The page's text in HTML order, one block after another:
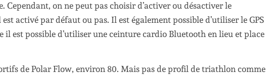
on ne peut pas choisir d’activer ou désactiver le
est activé par défaut ou pas. Il est également possible d’utiliser le GPS
il est possible d’utiliser une ceinture cardio Bluetooth en lieu et place
de Polar Flow, environ 80. Mais pas de profil de triathlon comme